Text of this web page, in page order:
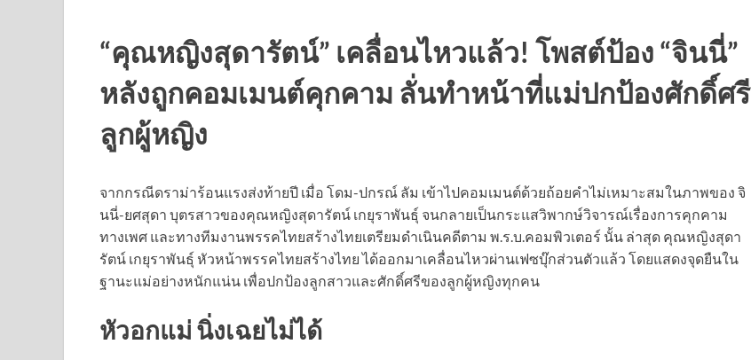
“คุณหญิงสุดารัตน์” เคลื่อนไหวแล้ว! โพสต์ป้อง “จินนี่”
หลังถูกคอมเมนต์คุกคาม ลั่นทำหน้าที่แม่ปกป้องศักดิ์ศรี
ลูกผู้หญิง
จากกรณีดราม่าร้อนแรงส่งท้ายปี เมื่อ โดม-ปกรณ์ ลัม เข้าไปคอมเมนต์ด้วยถ้อยคำไม่เหมาะสมในภาพของ จิ
นนี่-ยศสุดา บุตรสาวของคุณหญิงสุดารัตน์ เกยุราพันธุ์ จนกลายเป็นกระแสวิพากษ์วิจารณ์เรื่องการคุกคาม
ทางเพศ และทางทีมงานพรรคไทยสร้างไทยเตรียมดำเนินคดีตาม พ.ร.บ.คอมพิวเตอร์ นั้น ล่าสุด คุณหญิงสุดา
รัตน์ เกยุราพันธุ์ หัวหน้าพรรคไทยสร้างไทย ได้ออกมาเคลื่อนไหวผ่านเฟซบุ๊กส่วนตัวแล้ว โดยแสดงจุดยืนใน
ฐานะแม่อย่างหนักแน่น เพื่อปกป้องลูกสาวและศักดิ์ศรีของลูกผู้หญิงทุกคน
หัวอกแม่ นิ่งเฉยไม่ได้